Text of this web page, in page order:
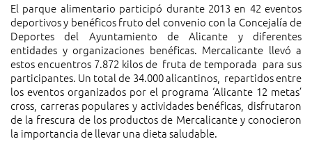
El parque alimentario participó durante 2013 en 42 eventos
deportivos y benéficos fruto del convenio con la Concejalía de
Deportes del Ayuntamiento de Alicante y diferentes
entidades y organizaciones benéficas. Mercalicante llevó a
estos encuentros 7.872 kilos de fruta de temporada para sus
participantes. Un total de 34.000 alicantinos, repartidos entre
los eventos organizados por el programa ‘Alicante 12 metas’
cross, carreras populares y actividades benéficas, disfrutaron
de la frescura de los productos de Mercalicante y conocieron
la importancia de llevar una dieta saludable.